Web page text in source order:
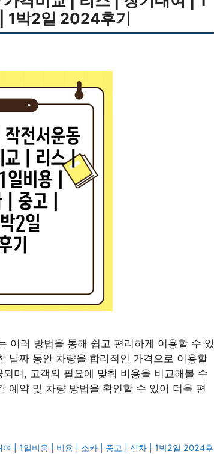
1박2일 2024후기
여러 방법을 통해 쉽고 편리하게 이용할 수 있
날짜 동안 차량을 합리적인 가격으로 이용할
며, 고객의 필요에 맞춰 비용을 비교해볼 수
예약 및 차량 방법을 확인할 수 있어 더욱 편
| 1일비용 | 비용 | 소카 | 중고 | 신차 | 1박2일 2024후